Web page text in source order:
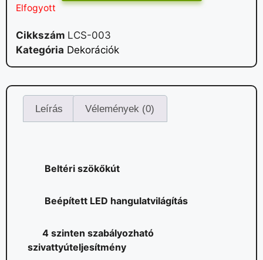
Elfogyott
Cikkszám LCS-003
Kategória Dekorációk
Leírás Vélemények (0)
Beltéri szökőkút
Beépített LED hangulatvilágítás
4 szinten szabályozható
szivattyúteljesítmény